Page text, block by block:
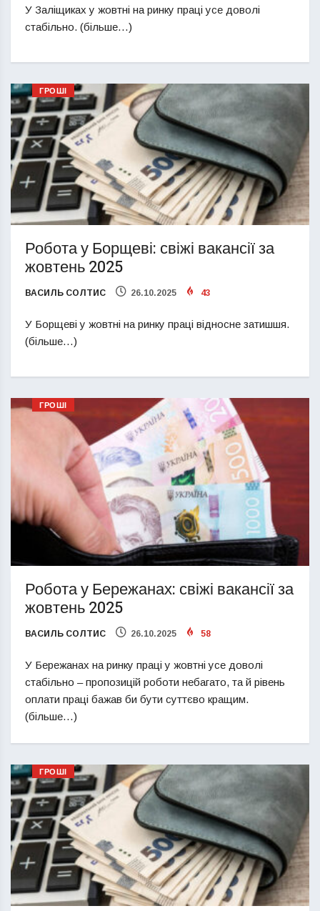
У Заліщиках у жовтні на ринку праці усе доволі
стабільно. (більше…)
ГРОШІ
Робота у Борщеві: свіжі вакансії за
жовтень 2025
ВАСИЛЬ СОЛТИС 26.10.2025 43
У Борщеві у жовтні на ринку праці відносне затишшя.
(більше…)
ГРОШІ
Робота у Бережанах: свіжі вакансії за
жовтень 2025
ВАСИЛЬ СОЛТИС 26.10.2025 58
У Бережанах на ринку праці у жовтні усе доволі
стабільно – пропозицій роботи небагато, та й рівень
оплати праці бажав би бути суттєво кращим.
(більше…)
ГРОШІ